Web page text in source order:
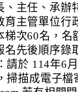
、主任、承辦
育主管單位行
梯次60名，名
名先後順序錄
請於 114年6
掃描成電子檔